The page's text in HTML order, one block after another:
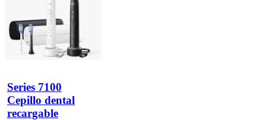
Series 7100
Cepillo dental
recargable